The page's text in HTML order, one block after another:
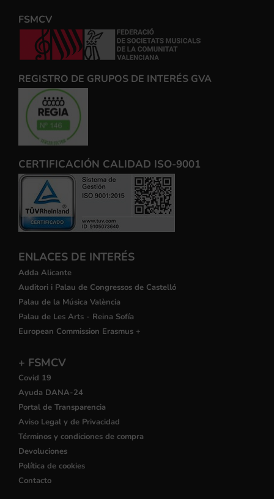
FSMCV
REGISTRO DE GRUPOS DE INTERÉS GVA
CERTIFICACIÓN CALIDAD ISO-9001
ENLACES DE INTERÉS
Adda Alicante
Auditori i Palau de Congressos de Castelló
Palau de la Música València
Palau de Les Arts - Reina Sofía
European Commission Erasmus +
+ FSMCV
Covid 19
Ayuda DANA-24
Portal de Transparencia
Aviso Legal y de Privacidad
Términos y condiciones de compra
Devoluciones
Política de cookies
Contacto